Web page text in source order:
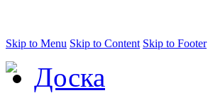
Skip to Menu Skip to Content Skip to Footer
Доска